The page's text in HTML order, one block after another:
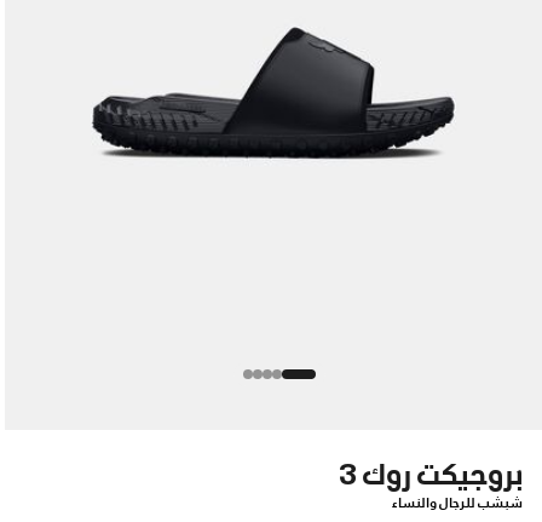
بروجيكت روك 3
شبشب للرجال والنساء